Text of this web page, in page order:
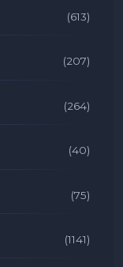
(613)
(207)
(264)
(40)
(75)
(1141)